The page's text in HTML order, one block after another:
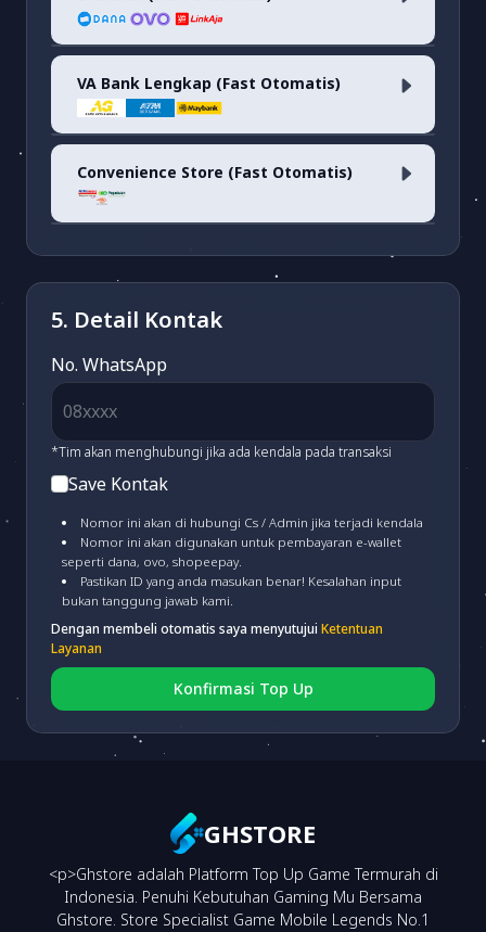
Dana (fee 1.7%)
OVO(fee 3.03%)
VA Bank Lengkap (Fast Otomatis)
ARTHA GRAHA VA(fee 1.500)
ATM BERSAMA VA(fee 3.000)
BSI VA
PERMATA VA
MANDIRI VA(fee 4.000)
(fee 3.000)
NEO VA(fee 3.000)
Convenience Store (Fast Otomatis)
Alfamart/Pegadaian/POS & Dan-
Dan(fee 2.500)
5. Detail Kontak
No. WhatsApp
*Tim akan menghubungi jika ada kendala pada transaksi
Save Kontak
Nomor ini akan di hubungi Cs / Admin jika terjadi kendala
Nomor ini akan digunakan untuk pembayaran e-wallet
seperti dana, ovo, shopeepay.
Pastikan ID yang anda masukan benar! Kesalahan input
bukan tanggung jawab kami.
Dengan membeli otomatis saya menyutujui Ketentuan
Layanan
Konfirmasi Top Up
GHSTORE
<p>Ghstore adalah Platform Top Up Game Termurah di
Indonesia. Penuhi Kebutuhan Gaming Mu Bersama
Ghstore. Store Specialist Game Mobile Legends No.1